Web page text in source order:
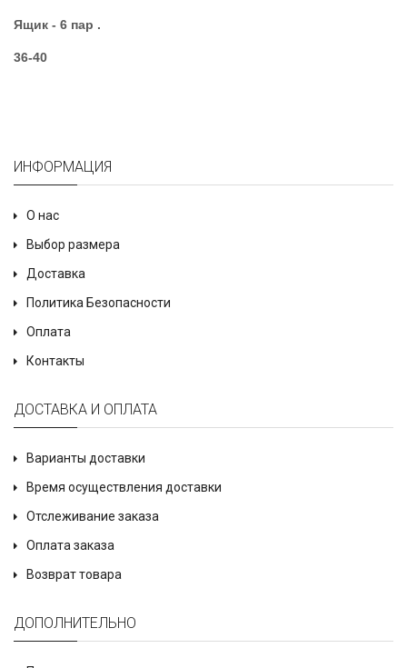
Ящик - 6 пар .
36-40
ИНФОРМАЦИЯ
О нас
Выбор размера
Доставка
Политика Безопасности
Оплата
Контакты
ДОСТАВКА И ОПЛАТА
Варианты доставки
Время осуществления доставки
Отслеживание заказа
Оплата заказа
Возврат товара
ДОПОЛНИТЕЛЬНО